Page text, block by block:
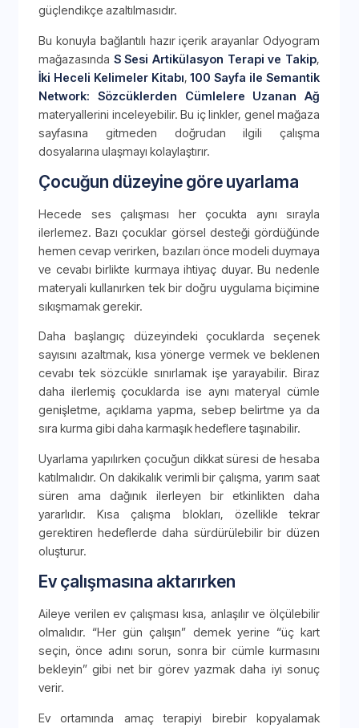
güçlendikçe azaltılmasıdır.
Bu konuyla bağlantılı hazır içerik arayanlar Odyogram
mağazasında S Sesi Artikülasyon Terapi ve Takip,
İki Heceli Kelimeler Kitabı,100 Sayfa ile Semantik
Network: Sözcüklerden Cümlelere Uzanan Ağ
materyallerini inceleyebilir. Bu iç linkler, genel mağaza
sayfasına gitmeden doğrudan ilgili çalışma
dosyalarına ulaşmayı kolaylaştırır.
Çocuğun düzeyine göre uyarlama
Hecede ses çalışması her çocukta aynı sırayla
ilerlemez. Bazı çocuklar görsel desteği gördüğünde
hemen cevap verirken, bazıları önce modeli duymaya
ve cevabı birlikte kurmaya ihtiyaç duyar. Bu nedenle
materyali kullanırken tek bir doğru uygulama biçimine
sıkışmamak gerekir.
Daha başlangıç düzeyindeki çocuklarda seçenek
sayısını azaltmak, kısa yönerge vermek ve beklenen
cevabı tek sözcükle sınırlamak işe yarayabilir. Biraz
daha ilerlemiş çocuklarda ise aynı materyal cümle
genişletme, açıklama yapma, sebep belirtme ya da
sıra kurma gibi daha karmaşık hedeflere taşınabilir.
Uyarlama yapılırken çocuğun dikkat süresi de hesaba
katılmalıdır. On dakikalık verimli bir çalışma, yarım saat
süren ama dağınık ilerleyen bir etkinlikten daha
yararlıdır. Kısa çalışma blokları, özellikle tekrar
gerektiren hedeflerde daha sürdürülebilir bir düzen
oluşturur.
Ev çalışmasına aktarırken
Aileye verilen ev çalışması kısa, anlaşılır ve ölçülebilir
olmalıdır. “Her gün çalışın” demek yerine “üç kart
seçin, önce adını sorun, sonra bir cümle kurmasını
bekleyin” gibi net bir görev yazmak daha iyi sonuç
verir.
Ev ortamında amaç terapiyi birebir kopyalamak